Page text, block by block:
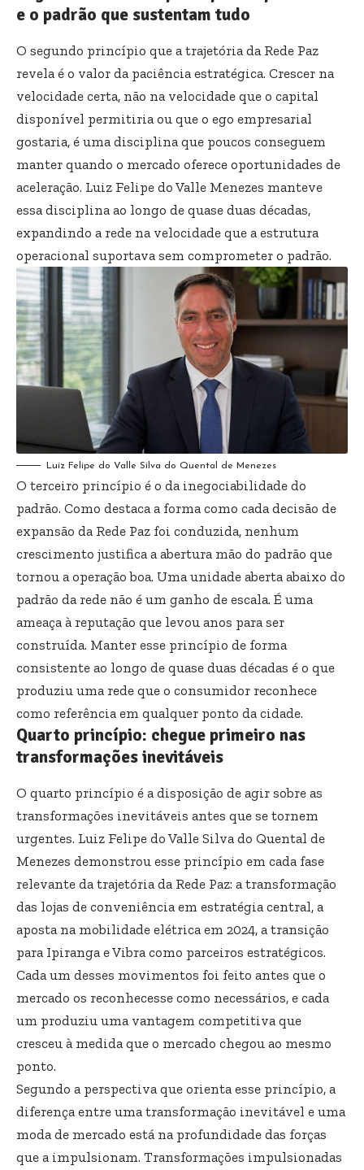
e o padrão que sustentam tudo
O segundo princípio que a trajetória da Rede Paz
revela é o valor da paciência estratégica. Crescer na
velocidade certa, não na velocidade que o capital
disponível permitiria ou que o ego empresarial
gostaria, é uma disciplina que poucos conseguem
manter quando o mercado oferece oportunidades de
aceleração. Luiz Felipe do Valle Menezes manteve
essa disciplina ao longo de quase duas décadas,
expandindo a rede na velocidade que a estrutura
operacional suportava sem comprometer o padrão.
Luiz Felipe do Valle Silva do Quental de Menezes
O terceiro princípio é o da inegociabilidade do
padrão. Como destaca a forma como cada decisão de
expansão da Rede Paz foi conduzida, nenhum
crescimento justifica a abertura mão do padrão que
tornou a operação boa. Uma unidade aberta abaixo do
padrão da rede não é um ganho de escala. É uma
ameaça à reputação que levou anos para ser
construída. Manter esse princípio de forma
consistente ao longo de quase duas décadas é o que
produziu uma rede que o consumidor reconhece
como referência em qualquer ponto da cidade.
Quarto princípio: chegue primeiro nas
transformações inevitáveis
O quarto princípio é a disposição de agir sobre as
transformações inevitáveis antes que se tornem
urgentes. Luiz Felipe do Valle Silva do Quental de
Menezes demonstrou esse princípio em cada fase
relevante da trajetória da Rede Paz: a transformação
das lojas de conveniência em estratégia central, a
aposta na mobilidade elétrica em 2024, a transição
para Ipiranga e Vibra como parceiros estratégicos.
Cada um desses movimentos foi feito antes que o
mercado os reconhecesse como necessários, e cada
um produziu uma vantagem competitiva que
cresceu à medida que o mercado chegou ao mesmo
ponto.
Segundo a perspectiva que orienta esse princípio, a
diferença entre uma transformação inevitável e uma
moda de mercado está na profundidade das forças
que a impulsionam. Transformações impulsionadas